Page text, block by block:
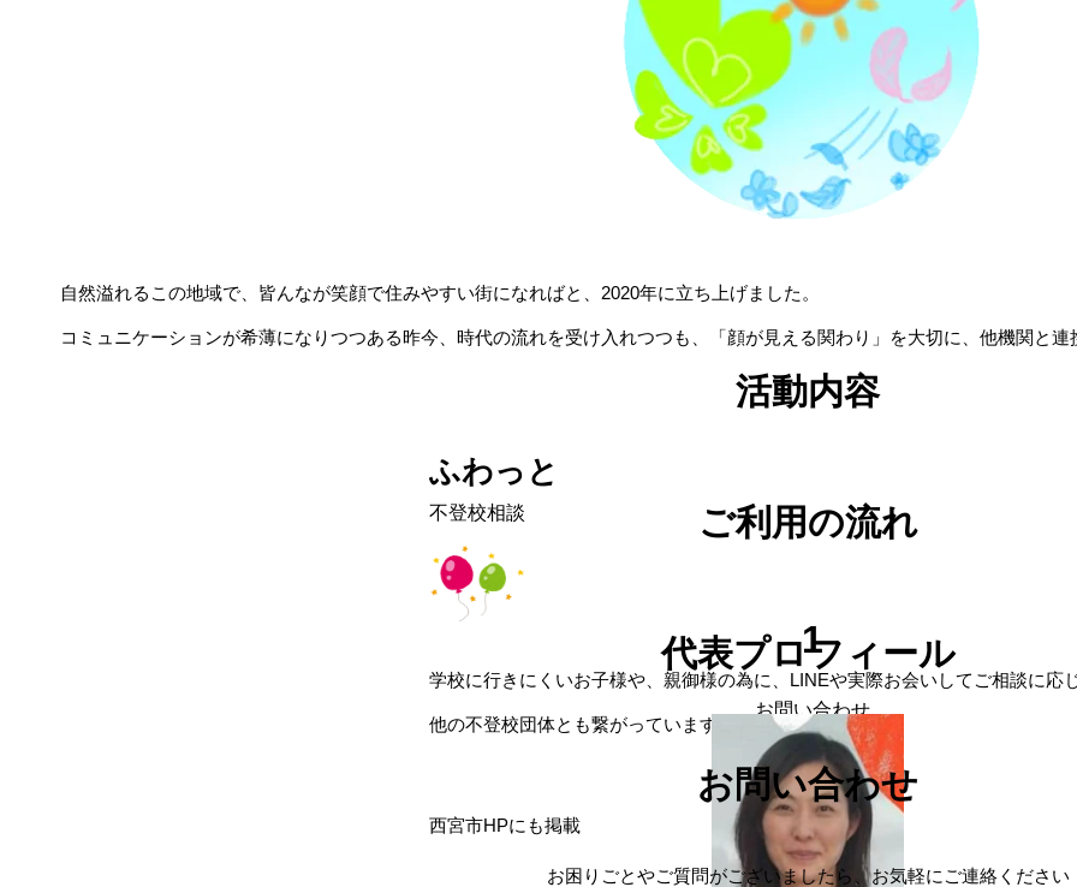
自然溢れるこの地域で、皆んなが笑顔で住みやすい街になればと、2020年に立ち上げました。
コミュニケーションが希薄になりつつある昨今、時代の流れを受け入れつつも、「顔が見える関わり」を大切に、他機関と
活動内容
ふわっと
不登校相談
学校に行きにくいお子様や、親御様の為に、LINEや実際お会いしてご相談に応
他の不登校団体とも繋がっています
西宮市HPにも掲載
ご利用の流れ
1
お問い合わせ
2
日程調整
代表プロフィール
お問い合わせ
お困りごとやご質問がございましたら、お気軽にご連絡ください